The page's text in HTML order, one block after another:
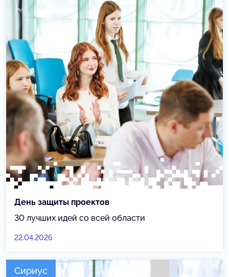
День защиты проектов
30 лучших идей со всей области
22.04.2026
Сириус